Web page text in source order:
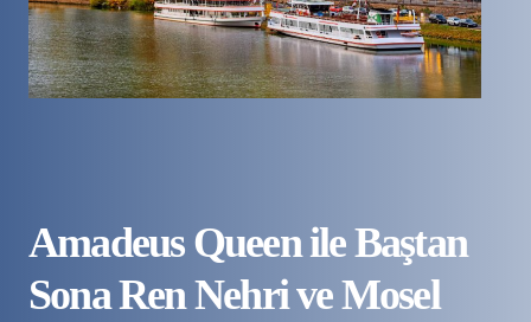
Amadeus Queen ile Baştan
Sona Ren Nehri ve Mosel